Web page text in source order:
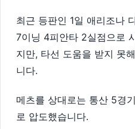
최근 등판인 1일 애리조나
7이닝 4피안타 2실점으로
지만, 타선 도움을 받지 못
니다.
메츠를 상대로는 통산 5경
로 압도했습니다.